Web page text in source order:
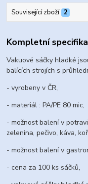
Související zboží 2
Kompletní
Vakuové sáčky hladké
balících strojích s
- vyrobeny v ČR,
- materiál : PA/PE 80 mic,
- možnost balení v
zelenina, pečivo, káva,
- možnost balení v
- cena za 100 ks sáčků,